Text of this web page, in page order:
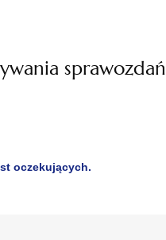
sprawozdań
oczekujących.